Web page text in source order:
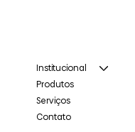
Institucional
Produtos
Serviços
Contato